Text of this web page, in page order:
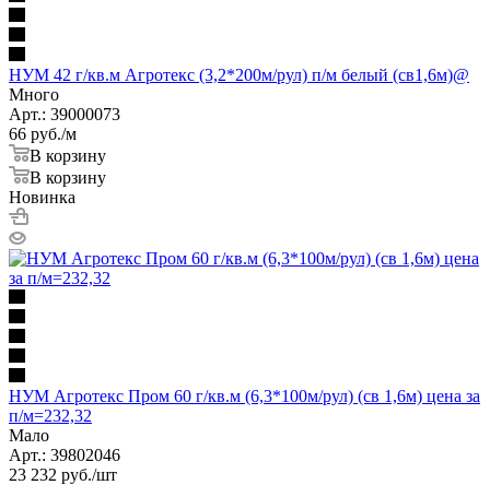
НУМ 42 г/кв.м Агротекс (3,2*200м/рул) п/м белый (св1,6м)@
Много
Арт.: 39000073
66 руб./м
В корзину
В корзину
Новинка
НУМ Агротекс Пром 60 г/кв.м (6,3*100м/рул) (св 1,6м) цена за
п/м=232,32
Мало
Арт.: 39802046
23 232 руб./шт